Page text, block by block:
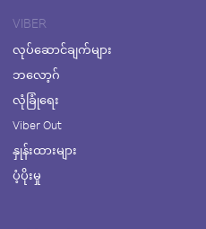
VIBER
လုပ်ဆောင်ချက်များ
ဘလော့ဂ်
လုံခြုံရေး
Viber Out
နှုန်းထားများ
ပံ့ပိုးမှု